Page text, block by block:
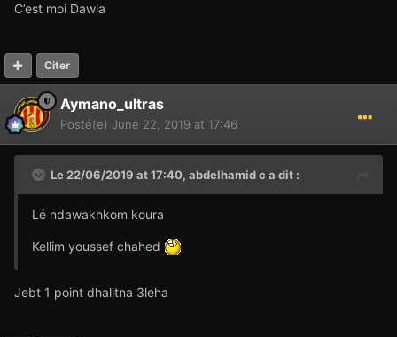
C’est moi Dawla
Citer
Aymano_ultras
Posté(e) June 22, 2019 at 17:46
Le 22/06/2019 at 17:40, abdelhamid c a dit :
Lé ndawakhkom koura
Kellim youssef chahed
Jebt 1 point dhalitna 3leha